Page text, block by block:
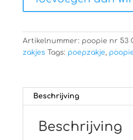
Artikelnummer: poopie nr 53
zakjes Tags: poepzakje,
Beschrijving
Beschrijving